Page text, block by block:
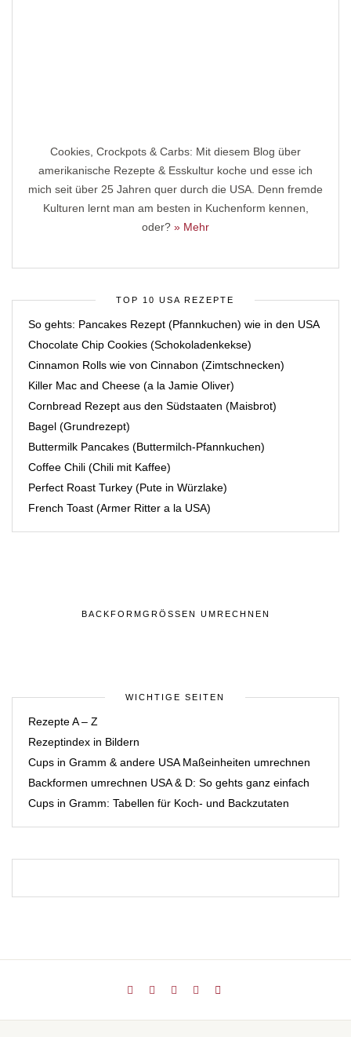
Cookies, Crockpots & Carbs: Mit diesem Blog über
amerikanische Rezepte & Esskultur koche und esse ich
mich seit über 25 Jahren quer durch die USA. Denn fremde
Kulturen lernt man am besten in Kuchenform kennen,
oder? » Mehr
TOP 10 USA REZEPTE
So gehts: Pancakes Rezept (Pfannkuchen) wie in den USA
Chocolate Chip Cookies (Schokoladenkekse)
Cinnamon Rolls wie von Cinnabon (Zimtschnecken)
Killer Mac and Cheese (a la Jamie Oliver)
Cornbread Rezept aus den Südstaaten (Maisbrot)
Bagel (Grundrezept)
Buttermilk Pancakes (Buttermilch-Pfannkuchen)
Coffee Chili (Chili mit Kaffee)
Perfect Roast Turkey (Pute in Würzlake)
French Toast (Armer Ritter a la USA)
BACKFORMGRÖSSEN UMRECHNEN
WICHTIGE SEITEN
Rezepte A – Z
Rezeptindex in Bildern
Cups in Gramm & andere USA Maßeinheiten umrechnen
Backformen umrechnen USA & D: So gehts ganz einfach
Cups in Gramm: Tabellen für Koch- und Backzutaten